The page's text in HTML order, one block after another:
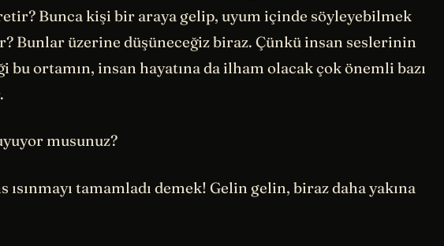
Bunca kişi bir araya gelip, uyum içinde söyleyebilmek
Bunlar üzerine düşüneceğiz biraz. Çünkü insan seslerinin
bu ortamın, insan hayatına da ilham olacak çok önemli bazı
musunuz?
ısınmayı tamamladı demek! Gelin gelin, biraz daha yakına